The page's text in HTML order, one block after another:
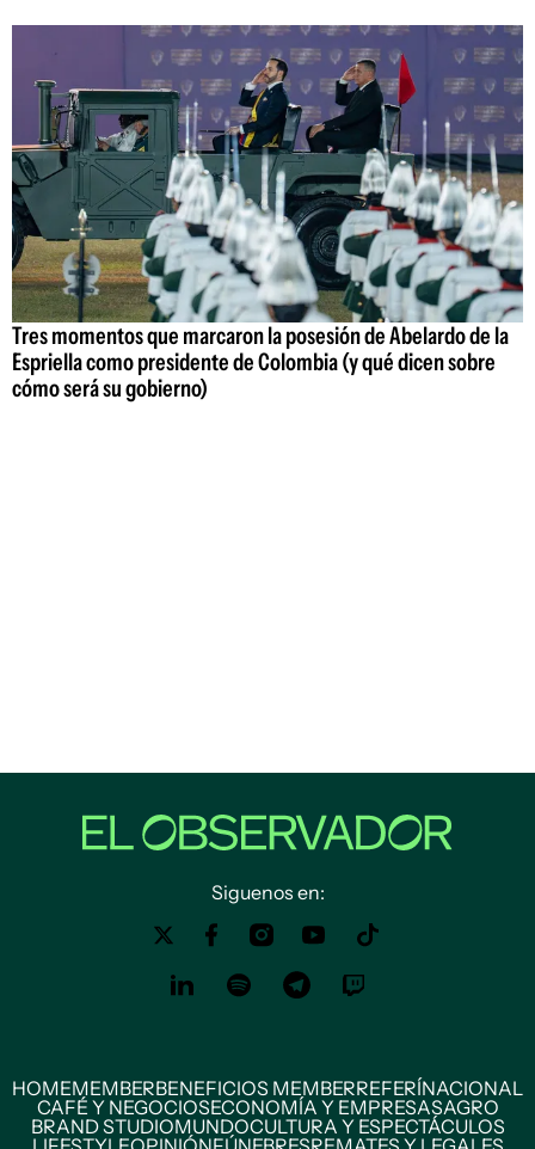
Tres momentos que marcaron la posesión de Abelardo de la
Espriella como presidente de Colombia (y qué dicen sobre
cómo será su gobierno)
Siguenos en:
HOMEMEMBERBENEFICIOS MEMBERREFERÍNACIONAL
CAFÉ Y NEGOCIOSECONOMÍA Y EMPRESASAGRO
BRAND STUDIOMUNDOCULTURA Y ESPECTÁCULOS